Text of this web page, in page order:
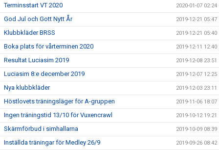
Terminsstart VT 2020 2020-01-07 02:24
God Jul och Gott Nytt År 2019-12-21 05:47
Klubbkläder BRSS 2019-12-21 05:40
Boka plats för vårterminen 2020 2019-12-11 12:40
Resultat Luciasim 2019 2019-12-08 23:51
Luciasim 8:e december 2019 2019-12-07 12:25
Nya klubbkläder 2019-12-03 23:11
Höstlovets träningsläger för A-gruppen 2019-11-06 18:07
Ingen träningstid 13/10 för Vuxencrawl 2019-10-12 19:21
Skärmförbud i simhallarna 2019-10-09 08:39
Inställda träningar för Medley 26/9 2019-09-26 08:42